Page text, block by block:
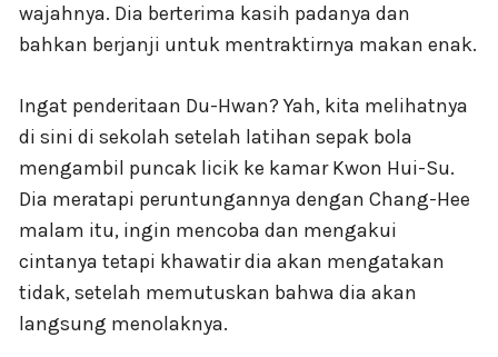
wajahnya. Dia berterima kasih padanya dan
bahkan berjanji untuk mentraktirnya makan enak.
Ingat penderitaan Du-Hwan? Yah, kita melihatnya
di sini di sekolah setelah latihan sepak bola
mengambil puncak licik ke kamar Kwon Hui-Su.
Dia meratapi peruntungannya dengan Chang-Hee
malam itu, ingin mencoba dan mengakui
cintanya tetapi khawatir dia akan mengatakan
tidak, setelah memutuskan bahwa dia akan
langsung menolaknya.